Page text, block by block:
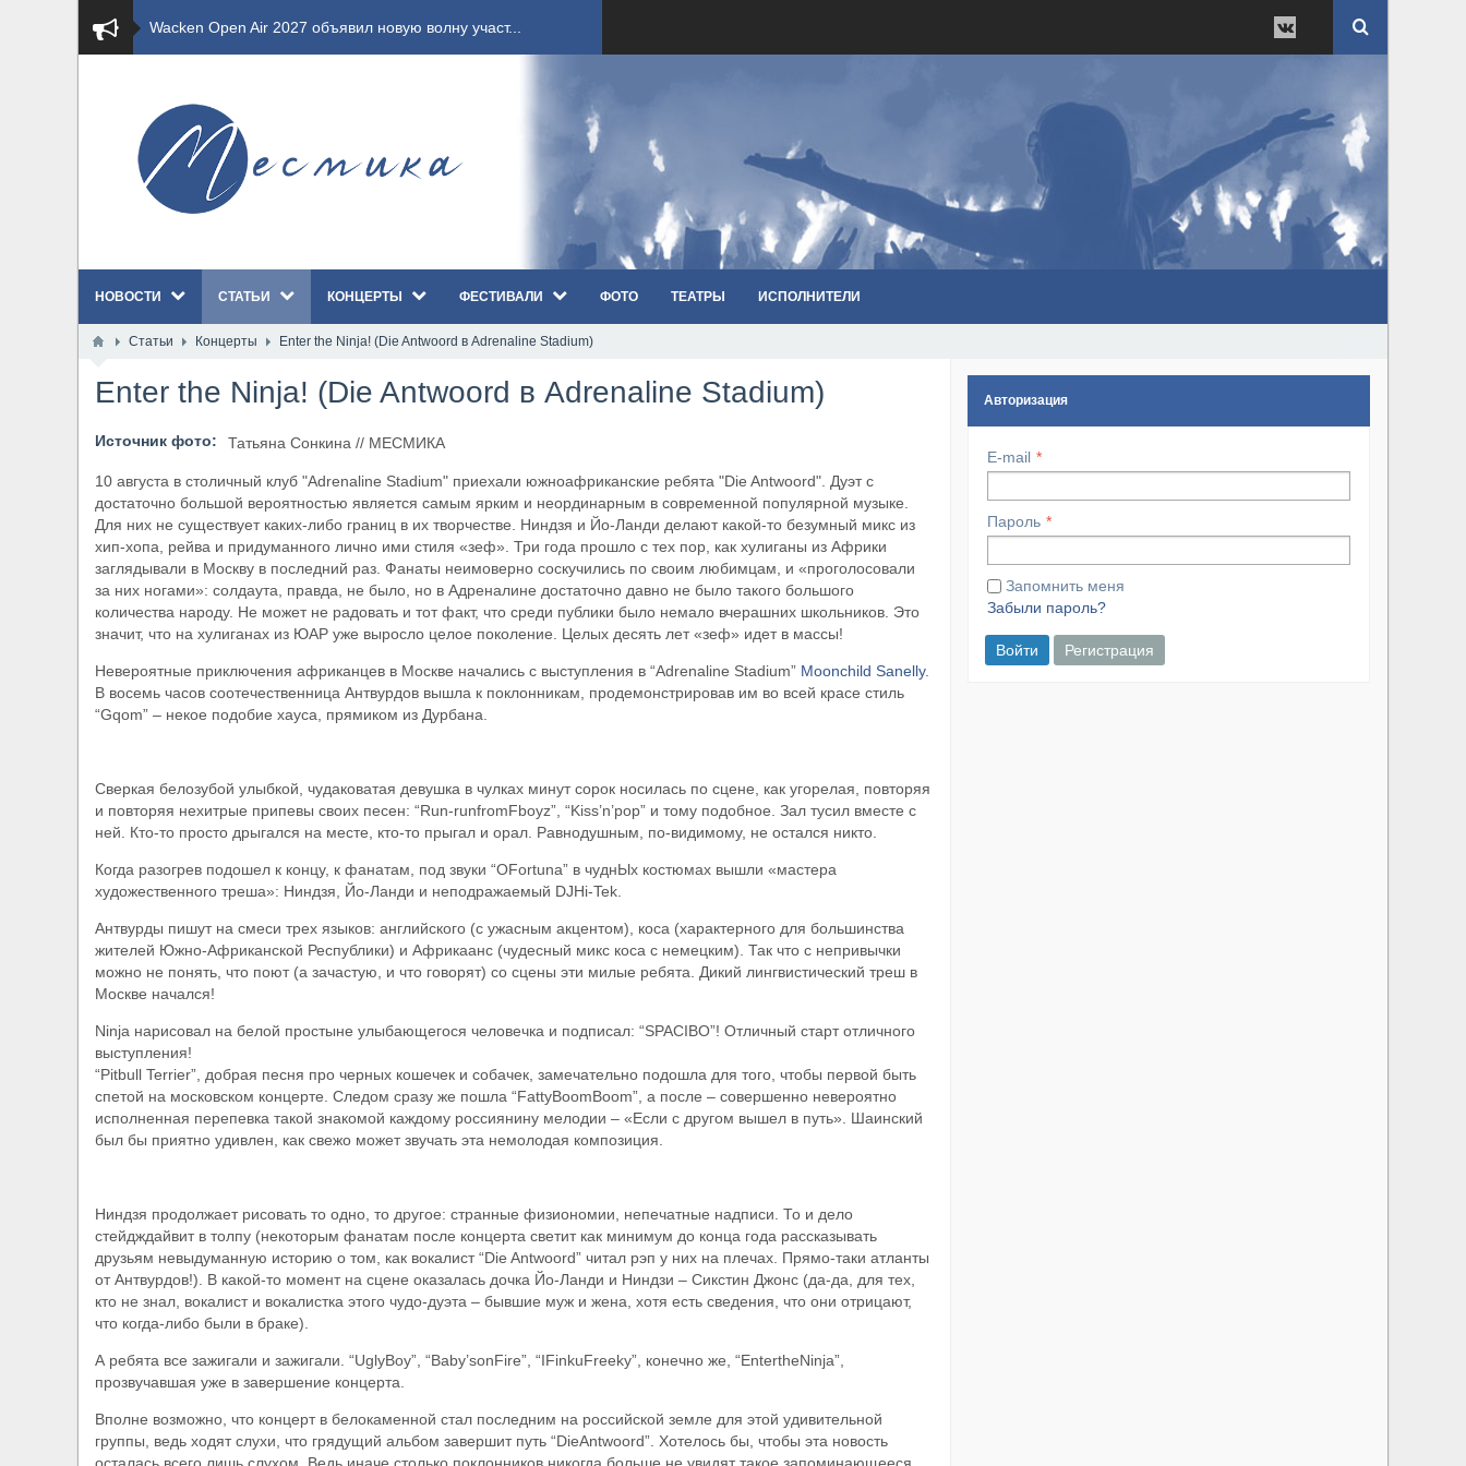
​Wacken Open Air 2027 объявил новую волну участ...
​Wacken Open Air 2026 полностью распродан
GHOST возвращаются на большие экраны с новым ко...
​Wacken Open Air 2026: открыт новый портал Cash...
Всероссийский рок-фестиваль HAMMER FEST впервые...
​Anthrax выпустили новый сингл и клип «Everybod...
НОВОСТИ СТАТЬИ КОНЦЕРТЫ ФЕСТИВАЛИ ФОТО ТЕАТРЫ ИСПОЛНИТЕЛИ
Статьи Концерты ​Enter the Ninja! (Die Antwoord в Adrenaline Stadium)
​Enter the Ninja! (Die Antwoord в Adrenaline Stadium)
Источник фото: Татьяна Сонкина // МЕСМИКА
10 августа в столичный клуб "Adrenaline Stadium" приехали южноафриканские ребята "Die Antwoord". Дуэт с
достаточно большой вероятностью является самым ярким и неординарным в современной популярной музыке.
Для них не существует каких-либо границ в их творчестве. Ниндзя и Йо-Ланди делают какой-то безумный микс из
хип-хопа, рейва и придуманного лично ими стиля «зеф». Три года прошло с тех пор, как хулиганы из Африки
заглядывали в Москву в последний раз. Фанаты неимоверно соскучились по своим любимцам, и «проголосовали
за них ногами»: солдаута, правда, не было, но в Адреналине достаточно давно не было такого большого
количества народу. Не может не радовать и тот факт, что среди публики было немало вчерашних школьников. Это
значит, что на хулиганах из ЮАР уже выросло целое поколение. Целых десять лет «зеф» идет в массы!
Невероятные приключения африканцев в Москве начались с выступления в “Adrenaline Stadium” Moonchild Sanelly.
В восемь часов соотечественница Антвурдов вышла к поклонникам, продемонстрировав им во всей красе стиль
“Gqom” – некое подобие хауса, прямиком из Дурбана.
Сверкая белозубой улыбкой, чудаковатая девушка в чулках минут сорок носилась по сцене, как угорелая, повторяя
и повторяя нехитрые припевы своих песен: “Run-runfromFboyz”, “Kiss’n’pop” и тому подобное. Зал тусил вместе с
ней. Кто-то просто дрыгался на месте, кто-то прыгал и орал. Равнодушным, по-видимому, не остался никто.
Когда разогрев подошел к концу, к фанатам, под звуки “OFortuna” в чуднЫх костюмах вышли «мастера
художественного треша»: Ниндзя, Йо-Ланди и неподражаемый DJHi-Tek.
Антвурды пишут на смеси трех языков: английского (с ужасным акцентом), коса (характерного для большинства
жителей Южно-Африканской Республики) и Африкаанс (чудесный микс коса с немецким). Так что с непривычки
можно не понять, что поют (а зачастую, и что говорят) со сцены эти милые ребята. Дикий лингвистический треш в
Москве начался!
Ninja нарисовал на белой простыне улыбающегося человечка и подписал: “SPACIBO”! Отличный старт отличного
выступления!
“Pitbull Terrier”, добрая песня про черных кошечек и собачек, замечательно подошла для того, чтобы первой быть
спетой на московском концерте. Следом сразу же пошла “FattyBoomBoom”, а после – совершенно невероятно
исполненная перепевка такой знакомой каждому россиянину мелодии – «Если с другом вышел в путь». Шаинский
был бы приятно удивлен, как свежо может звучать эта немолодая композиция.
Ниндзя продолжает рисовать то одно, то другое: странные физиономии, непечатные надписи. То и дело
стейдждайвит в толпу (некоторым фанатам после концерта светит как минимум до конца года рассказывать
друзьям невыдуманную историю о том, как вокалист “Die Antwoord” читал рэп у них на плечах. Прямо-таки атланты
от Антвурдов!). В какой-то момент на сцене оказалась дочка Йо-Ланди и Ниндзи – Сикстин Джонс (да-да, для тех,
кто не знал, вокалист и вокалистка этого чудо-дуэта – бывшие муж и жена, хотя есть сведения, что они отрицают,
что когда-либо были в браке).
А ребята все зажигали и зажигали. “UglyBoy”, “Baby’sonFire”, “IFinkuFreeky”, конечно же, “EntertheNinja”,
прозвучавшая уже в завершение концерта.
Вполне возможно, что концерт в белокаменной стал последним на российской земле для этой удивительной
группы, ведь ходят слухи, что грядущий альбом завершит путь “DieAntwoord”. Хотелось бы, чтобы эта новость
Авторизация
E-mail
Пароль
Запомнить меня
Забыли пароль?
Войти Регистрация